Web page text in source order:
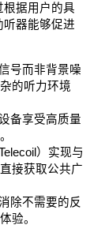
根据用户的具
器能够促进
号而非背景噪
的听力环境
备享受高质量
）实现与
接获取公共广
除不需要的反
验。